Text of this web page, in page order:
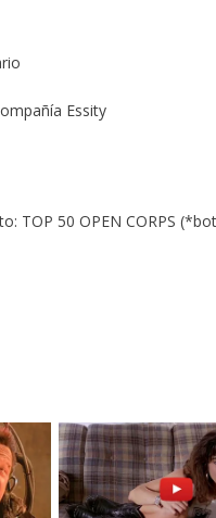
Essity
TOP 50 OPEN CORPS